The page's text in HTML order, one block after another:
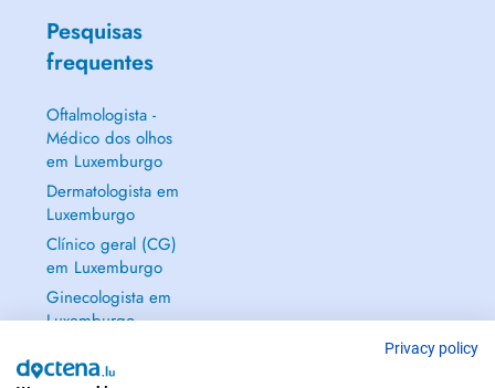
Pesquisas
frequentes
Oftalmologista -
Médico dos olhos
em Luxemburgo
Dermatologista em
Luxemburgo
Clínico geral (CG)
em Luxemburgo
Ginecologista em
Luxemburgo
Privacy policy